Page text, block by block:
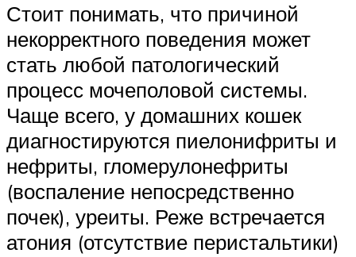
Стоит понимать, что причиной
некорректного поведения может
стать любой патологический
процесс мочеполовой системы.
Чаще всего, у домашних кошек
диагностируются пиелонифриты и
нефриты, гломерулонефриты
(воспаление непосредственно
почек), уреиты. Реже встречается
атония (отсутствие перистальтики)